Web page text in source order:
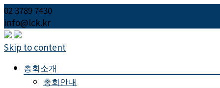
02 3789 7430
info@lck.kr
Skip to content
총회소개
총회안내